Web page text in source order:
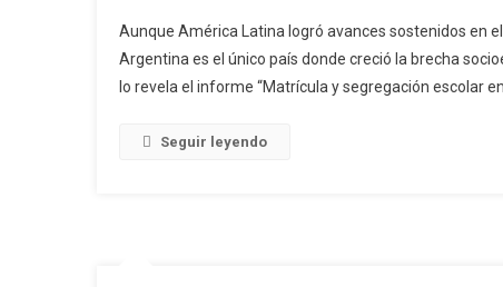
Aunque América Latina logró avances sostenidos en
Argentina es el único país donde creció la brecha
lo revela el informe “Matrícula y segregación escolar
Seguir leyendo